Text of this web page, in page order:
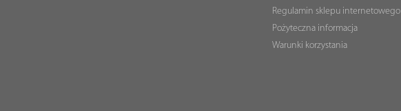
Regulamin sklepu internetowego
Pożyteczna informacja
Warunki korzystania